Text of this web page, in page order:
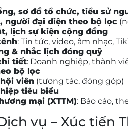
sơ đồ tổ chức, tiểu sử
người đại diện theo bộ lọc
lịch sự kiện cộng đồng
: Tin tức, video, âm nhạc,
& nhắc lịch đóng quỹ
tiết: Doanh nghiệp, thành
bộ lọc
viên (tương tác, đóng góp)
tiêu biểu
mại (XTTM): Báo cáo,
vụ – Xúc tiến